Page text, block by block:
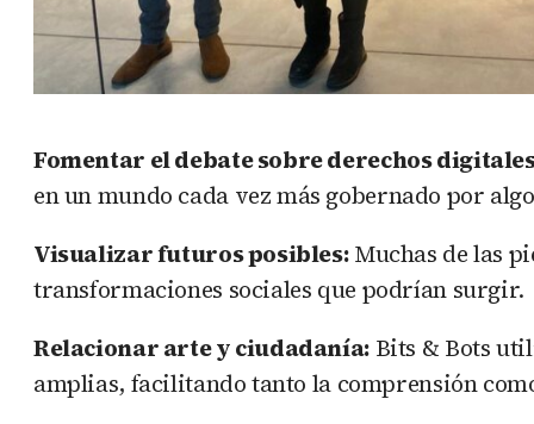
Fomentar el debate sobre derechos
en un mundo cada vez más gobernado por
Visualizar futuros posibles:Muchas de las
transformaciones sociales que podrían surgir.
Relacionar arte y ciudadanía:Bits & Bots
amplias, facilitando tanto la comprensión